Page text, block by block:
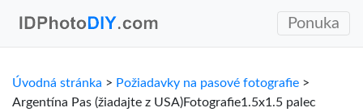
Ponuka
Úvodná stránka > Požiadavky na pasové fotografie >
Argentína Pas (žiadajte z USA)Fotografie1.5x1.5 palec